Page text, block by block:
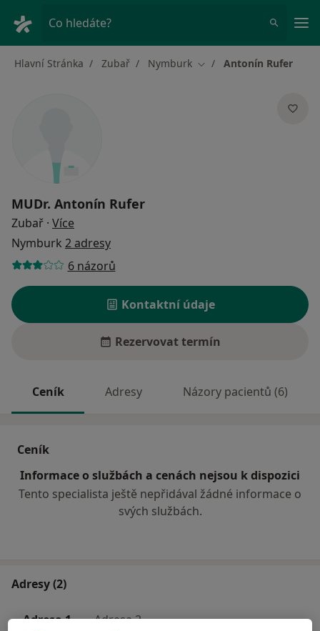
Co hledáte?
Hlavní Stránka Zubař Nymburk Změna města
Antonín Rufer
MUDr. Antonín Rufer
Zubař · Více
Nymburk 2 adresy
6 názorů
Kontaktní údaje
Rezervovat termín
Ceník Adresy Názory pacientů (6)
Ceník
Informace o službách a cenách nejsou k dispozici
Tento specialista ještě nepřidával žádné informace o
svých službách.
Adresy (2)
Adresa 1 Adresa 2